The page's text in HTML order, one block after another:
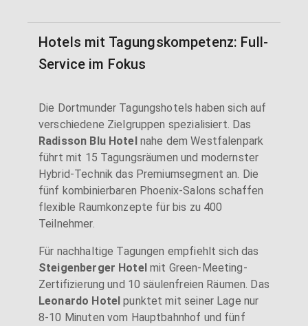
Hotels mit Tagungskompetenz: Full-
Service im Fokus
Die Dortmunder Tagungshotels haben sich auf
verschiedene Zielgruppen spezialisiert. Das
Radisson Blu Hotelnahe dem Westfalenpark
führt mit 15 Tagungsräumen und modernster
Hybrid-Technik das Premiumsegment an. Die
fünf kombinierbaren Phoenix-Salons schaffen
flexible Raumkonzepte für bis zu 400
Teilnehmer.
Für nachhaltige Tagungen empfiehlt sich das
Steigenberger Hotelmit Green-Meeting-
Zertifizierung und 10 säulenfreien Räumen. Das
Leonardo Hotel punktet mit seiner Lage nur
8-10 Minuten vom Hauptbahnhof und fünf